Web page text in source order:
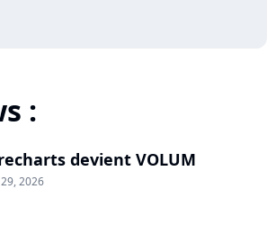
:
devient VOLUM
2026